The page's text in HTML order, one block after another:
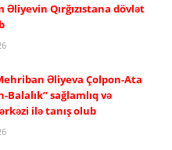
Qırğızıstana dövlət
Əliyeva Çolpon-Ata
Balalık” sağlamlıq və
ilə tanış olub